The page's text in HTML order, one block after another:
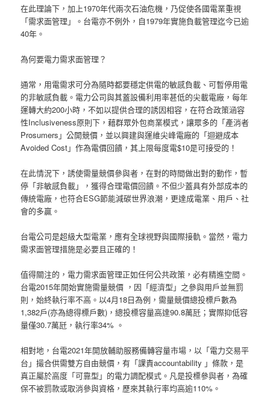
在此理論下，加上1970年代兩次石油危機，乃促使各國電業重視
「需求面管理」。台電亦不例外，自1979年實施負載管理迄今已逾
40年。
為何要電力需求面管理？
通常，用電需求可分為隨時都要穩定供電的敏感負載、可暫停用電
的非敏感負載。電力公司與其蓋設備利用率甚低的尖載電廠，每年
運轉大約200小時，不如以提供合理的誘因相容，在符合政策涵容
性Inclusiveness原則下，藉群眾外包商業模式，讓眾多的「產消者
Prosumers」公開競價，並以興建與運維尖峰電廠的「迴避成本
Avoided Cost」作為電價回饋，其上限每度電$10是可接受的！
在此情況下，誘使需量競價參與者，在對的時間做出對的動作，暫
停「非敏感負載」，獲得合理電價回饋。不但少蓋具有外部成本的
傳統電廠，也符合ESG節能減碳世界浪潮，更達成電業、用戶、社
會的多贏。
台電公司是超級大型電業，應有全球視野與國際接軌。當然，電力
需求面管理措施是必要且正確的！
值得關注的，電力需求面管理正如任何公共政策，必有精進空間。
台電2015年開始實施需量競價 ，因「經濟型」之參與用戶並無罰
則，始終執行率不高。以4月18日為例，需量競價總投標戶數為
1,382戶(亦為總得標戶數)，總投標容量高達90.8萬瓩；實際抑低容
量僅30.7萬瓩，執行率34% 。
相對地，台電2021年開放輔助服務備轉容量市場，以「電力交易平
台」撮合供需雙方自由競價，有「課責accountability 」條款，是
真正屬於高度「可靠型」的電力調配模式。凡是投標參與者，為確
保不被罰款或取消參與資格，歷來其執行率均高逾110%。